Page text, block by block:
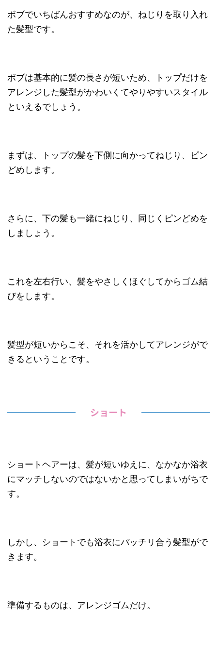
ボブでいちばんおすすめなのが、ねじりを取り入れ
た髪型です。
ボブは基本的に髪の長さが短いため、トップだけを
アレンジした髪型がかわいくてやりやすいスタイル
といえるでしょう。
まずは、トップの髪を下側に向かってねじり、ピン
どめします。
さらに、下の髪も一緒にねじり、同じくピンどめを
しましょう。
これを左右行い、髪をやさしくほぐしてからゴム結
びをします。
髪型が短いからこそ、それを活かしてアレンジがで
きるということです。
ショート
ショートヘアーは、髪が短いゆえに、なかなか浴衣
にマッチしないのではないかと思ってしまいがちで
す。
しかし、ショートでも浴衣にバッチリ合う髪型がで
きます。
準備するものは、アレンジゴムだけ。